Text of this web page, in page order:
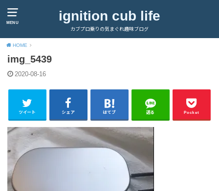
MENU ignition cub life
カブプロ乗りの気まぐれ趣味ブログ
HOME
img_5439
2020-08-16
ツイート シェア はてブ 送る Pocket